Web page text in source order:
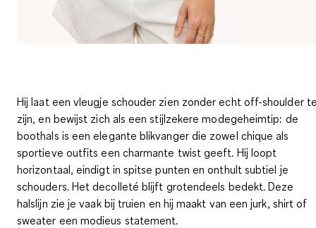
Hij laat een vleugje schouder zien zonder echt off-shoulder
zijn, en bewijst zich als een stijlzekere modegeheimtip: de
boothals is een elegante blikvanger die zowel chique als
sportieve outfits een charmante twist geeft. Hij loopt
horizontaal, eindigt in spitse punten en onthult subtiel je
schouders. Het decolleté blijft grotendeels bedekt. Deze
halslijn zie je vaak bij truien en hij maakt van een jurk, shirt of
sweater een modieus statement.